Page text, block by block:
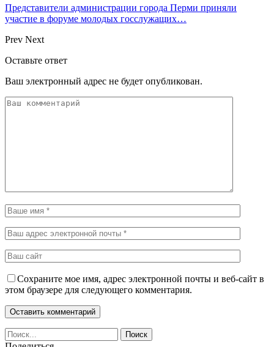
Представители администрации города Перми приняли
участие в форуме молодых госслужащих…
Prev Next
Оставьте ответ
Ваш электронный адрес не будет опубликован.
Сохраните мое имя, адрес электронной почты и веб-сайт в
этом браузере для следующего комментария.